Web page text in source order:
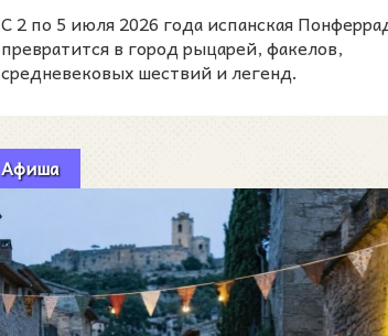
С 2 по 5 июля 2026 года испанская
превратится в город рыцарей, факелов,
средневековых шествий и легенд.
Афиша